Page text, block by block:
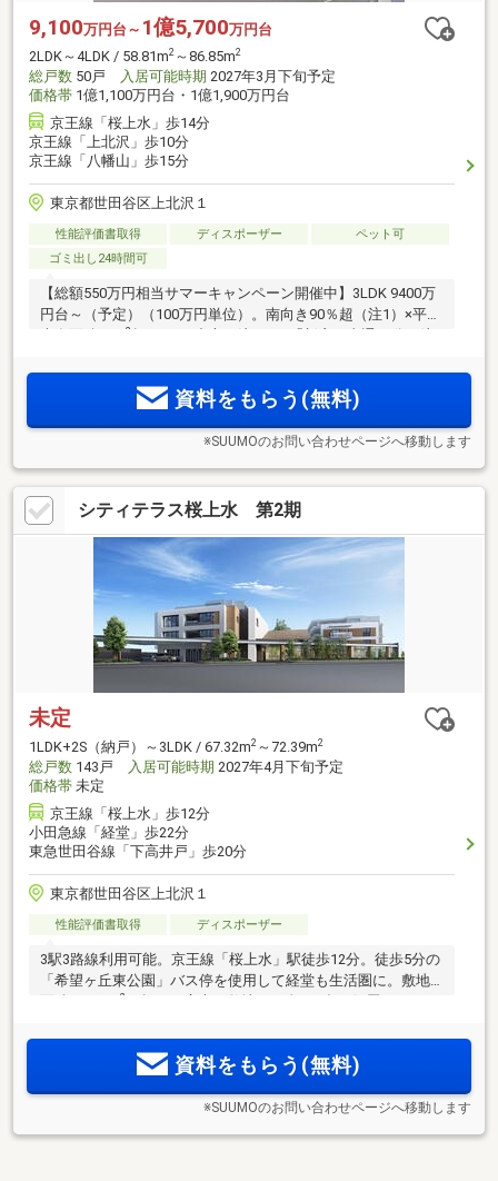
9,100万円台～ 1億5,700万円台
2LDK～4LDK / 58.81m2 ～86.85m2
総戸数 50戸 入居可能時期 2027年3月下旬予定
価格帯 1億1,100万円台・1億1,900万円台
京王線「桜上水」歩14分
京王線「上北沢」歩10分
京王線「八幡山」歩15分
東京都世田谷区上北沢１
性能評価書取得 ディスポーザー
ペット可
ゴミ出し24時間可
【総額550万円相当サマーキャンペーン開催中】3LDK 9400万
円台～（予定）（100万円単位）。南向き90％超（注1）×平均
2
定低炭素住宅取得予定（申請中）。モデルルーム案内会開催
中。ご来場予約受付中。資料をもらう(無料)
※SUUMOのお問い合わせページへ移動します
シティテラス桜上水 第2期
未定
1LDK+2S（納戸）～3LDK / 67.32m2 ～72.39m2
総戸数 143戸 入居可能時期 2027年4月下旬予定
価格帯 未定
京王線「桜上水」歩12分
小田急線「経堂」歩22分
東急世田谷線「下高井戸」歩20分
東京都世田谷区上北沢１
性能評価書取得 ディスポーザー
3駅3路線利用可能。京王線「桜上水」駅徒歩12分。徒歩5分の
「希望ヶ丘東公園」バス停を使用して経堂も生活圏に。敷地
2
Oriented + 認定低炭素住宅」。「新宿」駅直通14分、「渋谷」
駅19分。駐車場85台 資料をもらう(無料)
※SUUMOのお問い合わせページへ移動します